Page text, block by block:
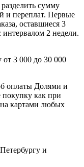
сумму
и переплат. Первые
оставшиеся 3
2 недели.
3 000 до 30 000
оплаты Долями и
покупку как при
картами любых
и